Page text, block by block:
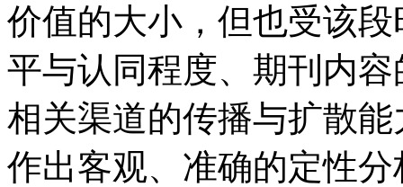
价值的大小，但也受该
平与认同程度、期刊内
相关渠道的传播与扩散
作出客观、准确的定性